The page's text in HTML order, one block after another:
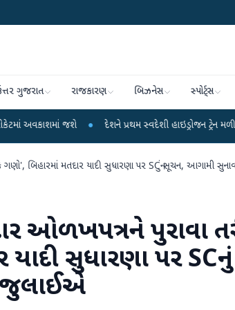
ગુજરાત રાજકારણ બિઝનેસ સ્પોર્ટ્સ
જશે ● દેશને પ્રથમ સ્વદેશી હાઇડ્રોજન ટ્રેન મળી : પીએમ
બિહારમાં મતદાર યાદી સુધારણા પર SCનું સૂચન, આગામી
ઓળખપત્રને પુરાવા
યાદી સુધારણા પર
જુલાઈએ